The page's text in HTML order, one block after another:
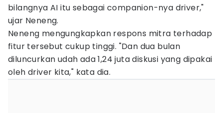
bilangnya AI itu sebagai companion-nya driver,"
ujar Neneng.
Neneng mengungkapkan respons mitra terhadap
fitur tersebut cukup tinggi. "Dan dua bulan
diluncurkan udah ada 1,24 juta diskusi yang dipakai
oleh driver kita," kata dia.